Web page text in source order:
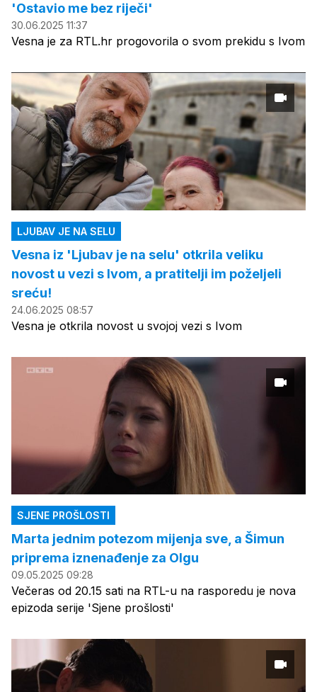
'Ostavio me bez riječi'
30.06.2025 11:37
Vesna je za RTL.hr progovorila o svom prekidu s Ivom
LJUBAV JE NA SELU
Vesna iz 'Ljubav je na selu' otkrila veliku
novost u vezi s Ivom, a pratitelji im poželjeli
sreću!
24.06.2025 08:57
Vesna je otkrila novost u svojoj vezi s Ivom
SJENE PROŠLOSTI
Marta jednim potezom mijenja sve, a Šimun
priprema iznenađenje za Olgu
09.05.2025 09:28
Večeras od 20.15 sati na RTL-u na rasporedu je nova
epizoda serije 'Sjene prošlosti'